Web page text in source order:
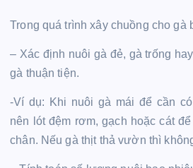
Trong quá trình xây chuồng cho gà
– Xác định nuôi gà đẻ, gà trống
gà thuận tiện.
-Ví dụ: Khi nuôi gà mái để cần
nên lót đệm rơm, gạch hoặc cát
chân. Nếu gà thịt thả vườn thì